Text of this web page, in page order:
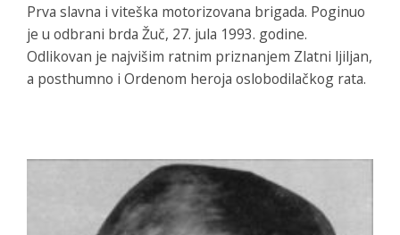
Prva slavna i viteška motorizovana brigada. Poginuo
je u odbrani brda Žuč, 27. jula 1993. godine.
Odlikovan je najvišim ratnim priznanjem Zlatni ljiljan,
a posthumno i Ordenom heroja oslobodilačkog rata.